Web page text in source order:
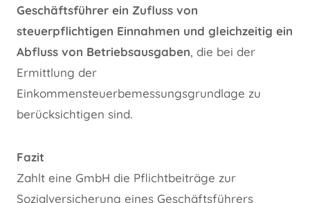
Geschäftsführer ein Zufluss von
steuerpflichtigen Einnahmen und gleichzeitig ein
Abfluss von Betriebsausgaben, die bei der
Ermittlung der
Einkommensteuerbemessungsgrundlage zu
berücksichtigen sind.
Fazit
Zahlt eine GmbH die Pflichtbeiträge zur
Sozialversicherung eines Geschäftsführers